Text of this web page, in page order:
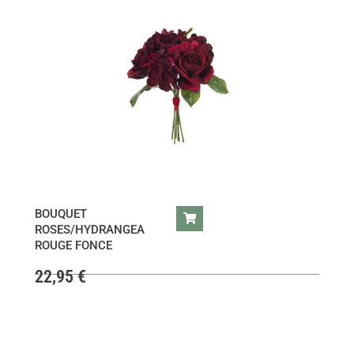
BOUQUET
ROSES/HYDRANGEA
ROUGE FONCE
22,95€